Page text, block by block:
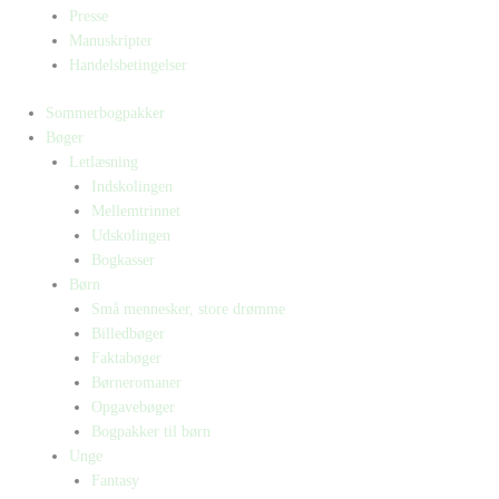
Presse
Manuskripter
Handelsbetingelser
Sommerbogpakker
Bøger
Letlæsning
Indskolingen
Mellemtrinnet
Udskolingen
Bogkasser
Børn
Små mennesker, store drømme
Billedbøger
Faktabøger
Børneromaner
Opgavebøger
Bogpakker til børn
Unge
Fantasy